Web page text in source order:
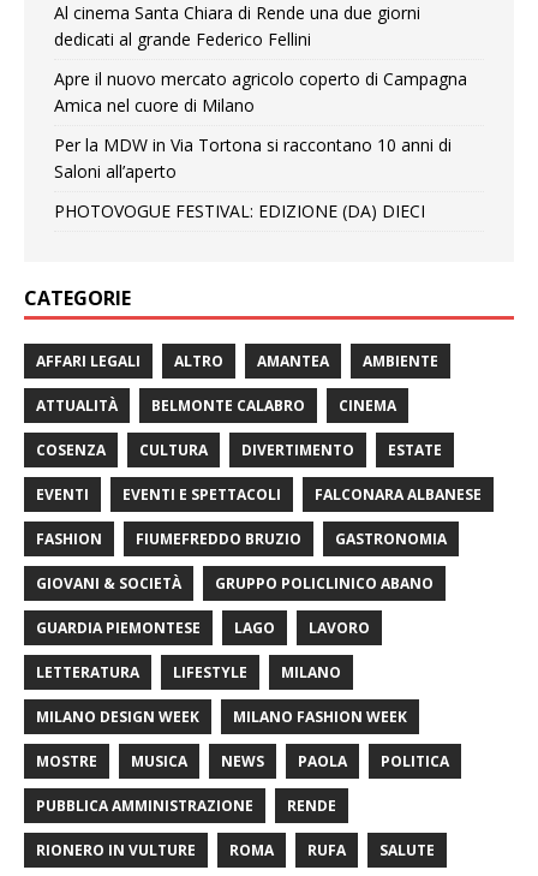
Al cinema Santa Chiara di Rende una due giorni
dedicati al grande Federico Fellini
Apre il nuovo mercato agricolo coperto di Campagna
Amica nel cuore di Milano
Per la MDW in Via Tortona si raccontano 10 anni di
Saloni all’aperto
PHOTOVOGUE FESTIVAL: EDIZIONE (DA) DIECI
CATEGORIE
AFFARI LEGALI ALTRO AMANTEA AMBIENTE
ATTUALITÀ BELMONTE CALABRO CINEMA
COSENZA CULTURA DIVERTIMENTO ESTATE
EVENTI EVENTI E SPETTACOLI FALCONARA ALBANESE
FASHION FIUMEFREDDO BRUZIO GASTRONOMIA
GIOVANI & SOCIETÀ GRUPPO POLICLINICO ABANO
GUARDIA PIEMONTESE LAGO LAVORO
LETTERATURA LIFESTYLE MILANO
MILANO DESIGN WEEK MILANO FASHION WEEK
MOSTRE MUSICA NEWS PAOLA POLITICA
PUBBLICA AMMINISTRAZIONE RENDE
RIONERO IN VULTURE ROMA RUFA SALUTE